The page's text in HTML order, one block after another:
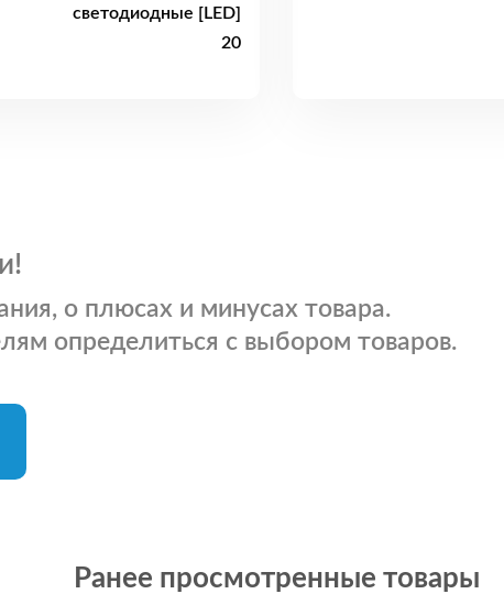
светодиодные [LED]
20
о плюсах и минусах товара.
определиться с выбором товаров.
Ранее просмотренные товары